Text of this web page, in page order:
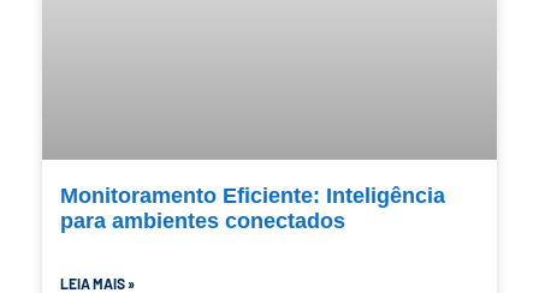
Monitoramento Eficiente: Inteligência
para ambientes conectados
LEIA MAIS »